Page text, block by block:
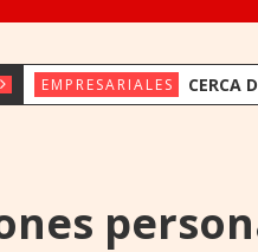
EMPRESARIALES CERCA DE 400 LÍDERES DE LA INDUSTRIA